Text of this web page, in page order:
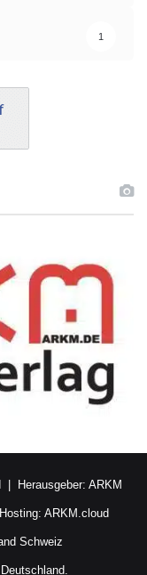
1
| Herausgeber: ARKM
ARKM.cloud
Schweiz